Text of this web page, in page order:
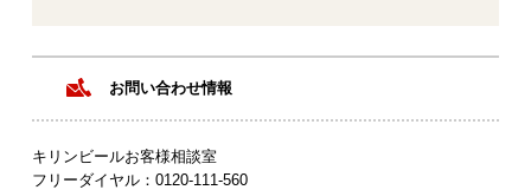
お問い合わせ情報
キリンビールお客様相談室
フリーダイヤル：0120‐111‐560